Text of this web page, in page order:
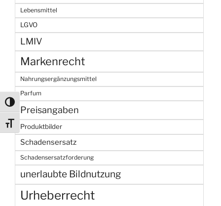
Umschalten auf hohe Kontraste
Schrift vergrößern
Lebensmittel
LGVO
LMIV
Markenrecht
Nahrungsergänzungsmittel
Parfum
Preisangaben
Produktbilder
Schadensersatz
Schadensersatzforderung
unerlaubte Bildnutzung
Urheberrecht